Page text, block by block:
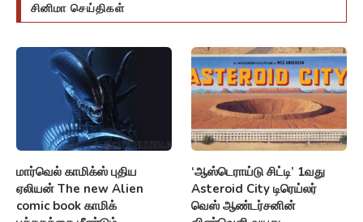
சினிமா செய்திகள்
மார்வெல் காமிக்ஸ் புதிய
ஏலியன் The new Alien
comic book காமிக்
‘ஆஸ்டெராய்டு சிட்டி’ 1வது
Asteroid City டிரெய்லர்
வெஸ் ஆண்டர்சனின்